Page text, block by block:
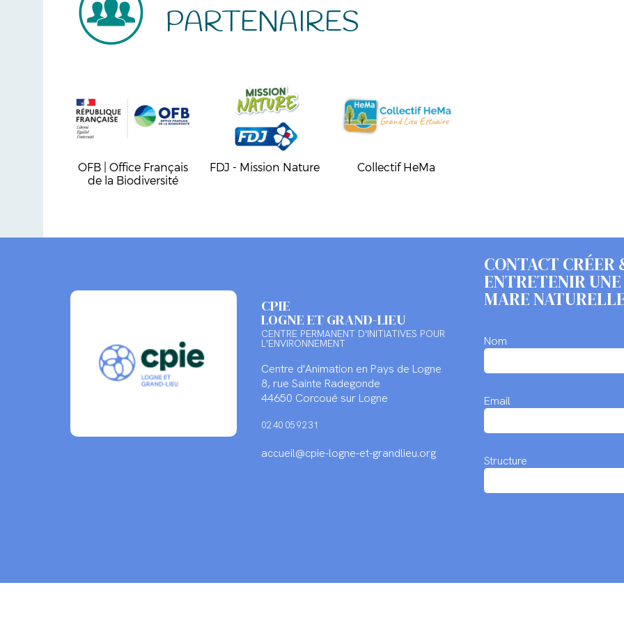
PARTENAIRES
OFB | Office Français
de la Biodiversité
FDJ - Mission Nature Collectif HeMa
CPIE
LOGNE ET GRAND-LIEU
CENTRE PERMANENT D'INITIATIVES POUR
L'ENVIRONNEMENT
Centre d'Animation en Pays de Logne
8, rue Sainte Radegonde
44650 Corcoué sur Logne
02 40 05 92 31
accueil@cpie-logne-et-grandlieu.org
CONTACT CRÉER
ENTRETENIR UNE
MARE
Nom
Email
Structure